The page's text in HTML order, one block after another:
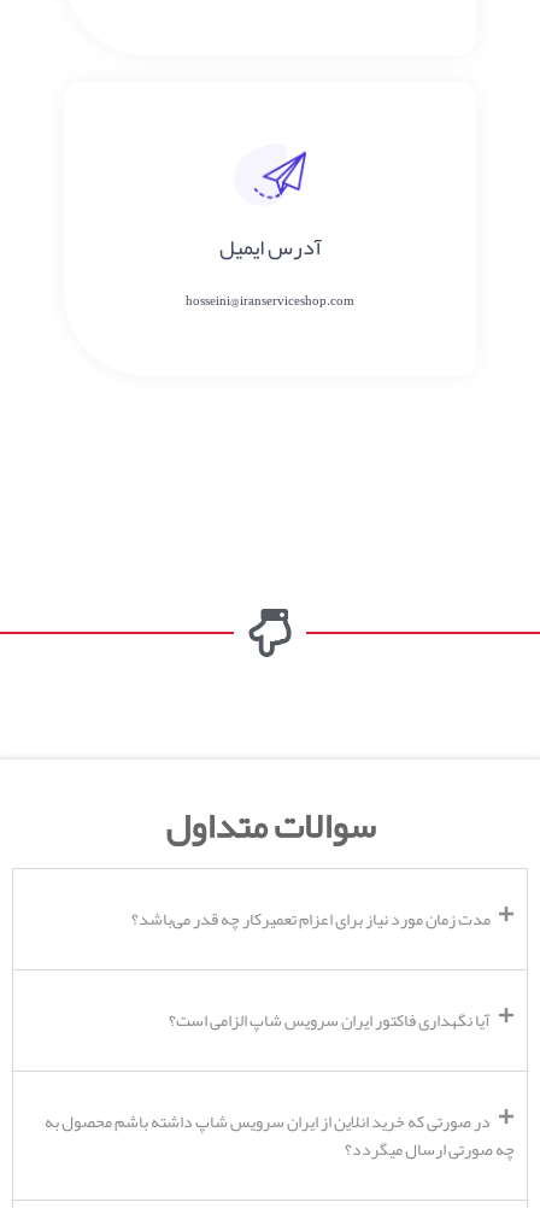
آدرس ایمیل
hosseini@iranserviceshop.com
سوالات متداول
مدت زمان مورد نیاز برای اعزام تعمیرکار چه قدر می‌باشد؟
آیا نگهداری فاکتور ایران سرویس شاپ الزامی است؟
در صورتی که خرید انلاین از ایران سرویس شاپ داشته باشم محصول به
چه صورتی ارسال میگردد؟